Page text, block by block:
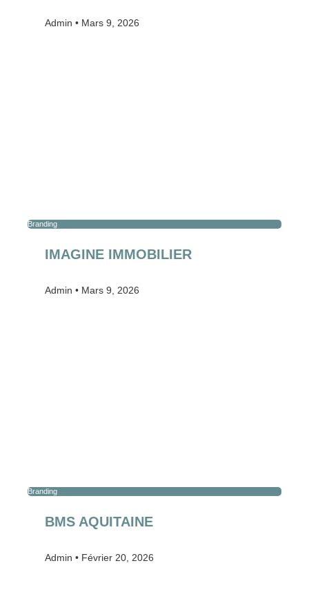
Admin Mars 9, 2026
Branding
IMAGINE IMMOBILIER
Admin Mars 9, 2026
Branding
BMS AQUITAINE
Admin Février 20, 2026